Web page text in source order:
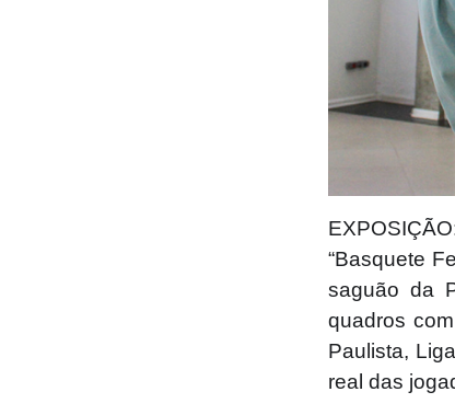
“Basquete
saguão da
quadros
Paulista,
real das